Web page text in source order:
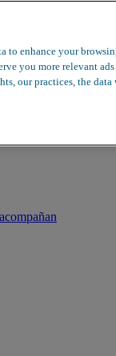
to enhance your
you more relevant
our practices, the